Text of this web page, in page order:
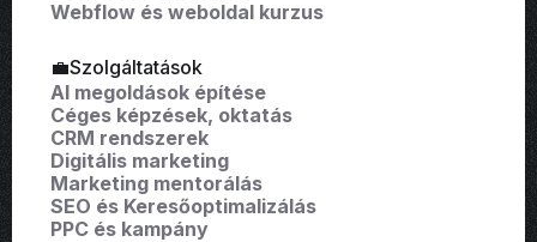
Webflow és weboldal kurzus
💼Szolgáltatások
AI megoldások építése
Céges képzések, oktatás
CRM rendszerek
Digitális marketing
Marketing mentorálás
SEO és Keresőoptimalizálás
PPC és kampány